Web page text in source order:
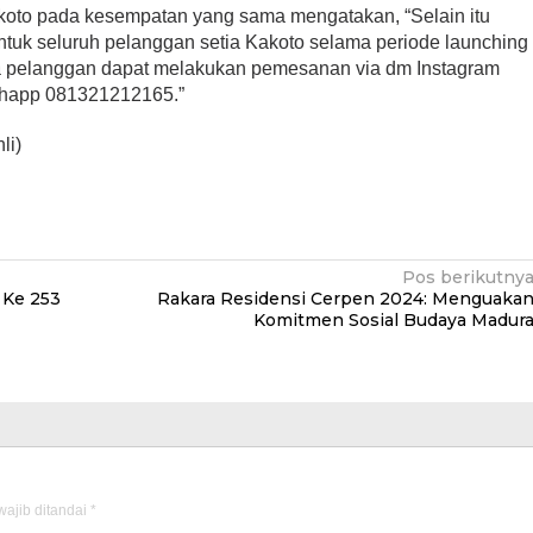
pada kesempatan yang sama mengatakan, “Selain itu
seluruh pelanggan setia Kakoto selama periode launching
dapat melakukan pemesanan via dm Instagram
081321212165.”
253
Pos berikutnya
Rakara Residensi Cerpen 2024: Menguakan
Komitmen Sosial Budaya Madura
ditandai *